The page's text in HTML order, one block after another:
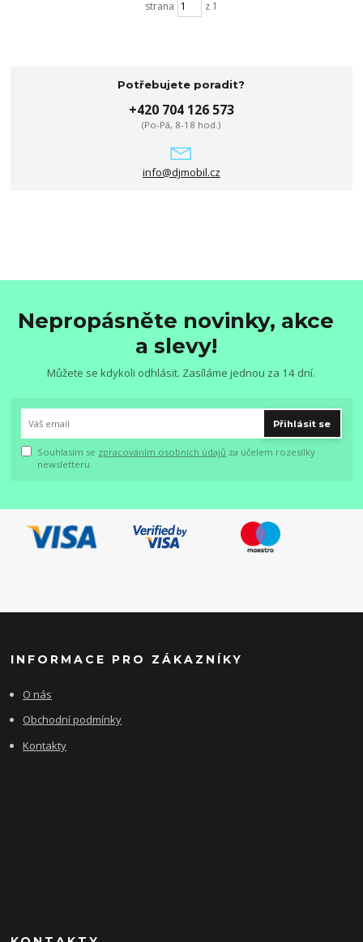
strana z 1
Potřebujete poradit?
+420 704 126 573
(Po-Pá, 8-18 hod.)
info@djmobil.cz
Nepropásněte novinky, akce
a slevy!
Můžete se kdykoli odhlásit. Zasíláme jednou za 14 dní.
Přihlásit se
Souhlasím se zpracováním osobních údajů za účelem rozesílky
newsletteru.
INFORMACE PRO ZÁKAZNÍKY
O nás
Obchodní podmínky
Kontakty